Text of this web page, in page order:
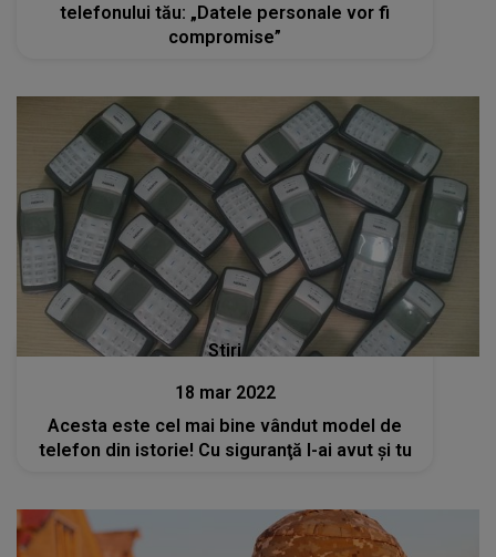
telefonului tău: „Datele personale vor fi
compromise”
Stiri
18 mar 2022
Acesta este cel mai bine vândut model de
telefon din istorie! Cu siguranţă l-ai avut şi tu